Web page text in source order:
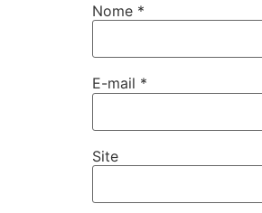
Nome *
E-mail *
Site